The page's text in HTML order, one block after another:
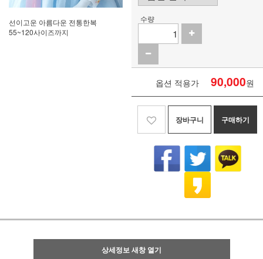
선이고운 아름다운 전통한복
55~120사이즈까지
수량
옵션 적용가 90,000원
장바구니 구매하기
상세정보 새창 열기